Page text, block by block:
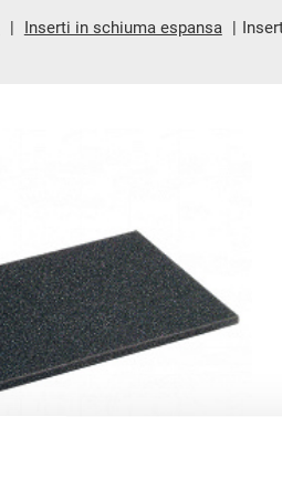
Inserti in schiuma espansa